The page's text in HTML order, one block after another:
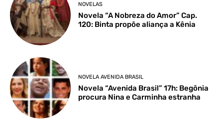
NOVELAS
Novela “A Nobreza do Amor” Cap.
120: Binta propõe aliança a Kênia
NOVELA AVENIDA BRASIL
Novela “Avenida Brasil” 17h: Begônia
procura Nina e Carminha estranha